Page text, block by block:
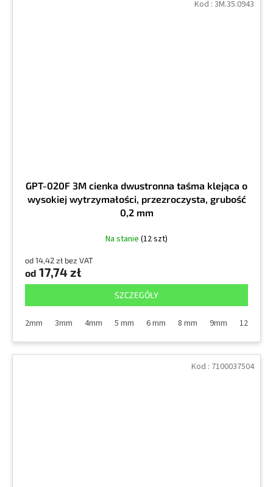
GPT-020F 3M cienka dwustronna taśma klejąca o
wysokiej wytrzymałości, przezroczysta, grubość
0,2 mm
Na stanie (12 szt)
od 14,42 zł bez VAT
od 17,74 zł
SZCZEGÓŁY
2mm 3mm 4mm 5 mm 6 mm 8 mm 9mm 12 mm
Kod : 3M.35.0943
Kod : 7100037504